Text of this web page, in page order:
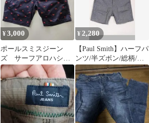
¥3,000
ポールスミスジーン
ズ サーフアロハショ
ートパンツ ヤシの
木 総柄
¥ 2,280
【Paul Smith】ハーフパ
ンツ/半ズボン/総柄/チ
ェック/ビッグ/古着